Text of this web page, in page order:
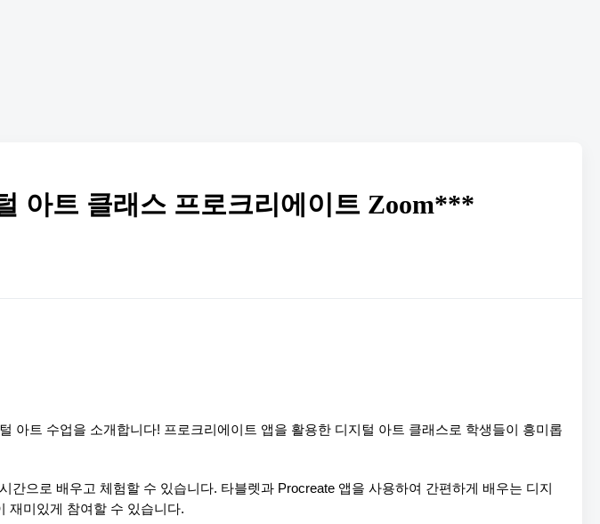
아트 클래스 프로크리에이트 Zoom***
아트 수업을 소개합니다! 프로크리에이트 앱을 활용한 디지털 아트 클래스로 학생들이 흥미롭
간으로 배우고 체험할 수 있습니다. 타블렛과 Procreate 앱을 사용하여 간편하게 배우는 디지
재미있게 참여할 수 있습니다.